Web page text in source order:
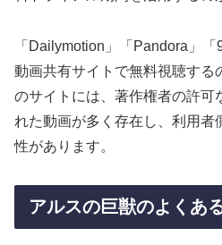
「Dailymotion」「Pandora」
動画共有サイトで無料視聴する
のサイトには、著作権者の許可
れた動画が多く存在し、利用者
性があります。
アルスの巨獣のよくあ